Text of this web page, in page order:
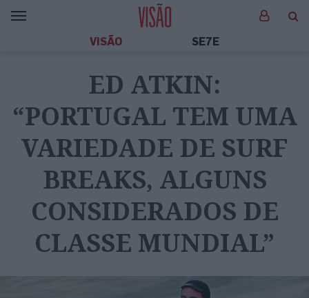
VISÃO SE7E
ED ATKIN:
“PORTUGAL TEM UMA
VARIEDADE DE SURF
BREAKS, ALGUNS
CONSIDERADOS DE
CLASSE MUNDIAL”